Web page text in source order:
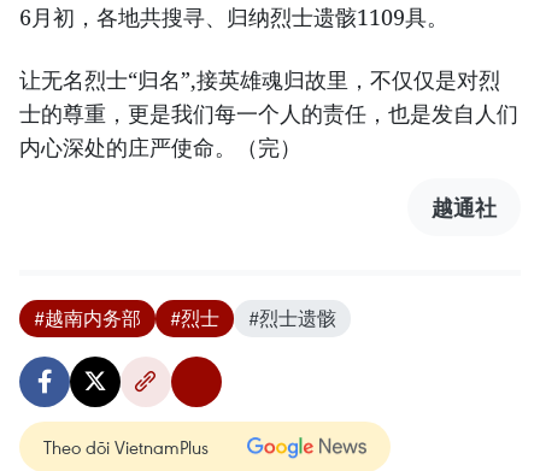
6月初，各地共搜寻、归纳烈士遗骸1109具。
让无名烈士“归名”,接英雄魂归故里，不仅仅是对烈
士的尊重，更是我们每一个人的责任，也是发自人们
内心深处的庄严使命。（完）
越通社
#越南内务部 #烈士 #烈士遗骸
Theo dõi VietnamPlus